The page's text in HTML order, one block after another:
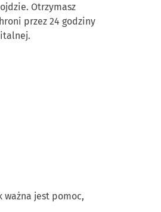
Otrzymasz
przez 24 godziny
ważna jest pomoc,